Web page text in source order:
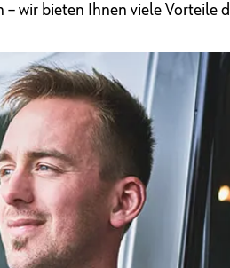
wir bieten Ihnen viele Vorteile